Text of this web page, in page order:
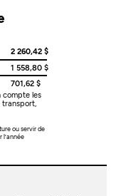
2 260,42 $
1 558,80 $
701,62 $
compte les
transport,
ou servir de
l’année